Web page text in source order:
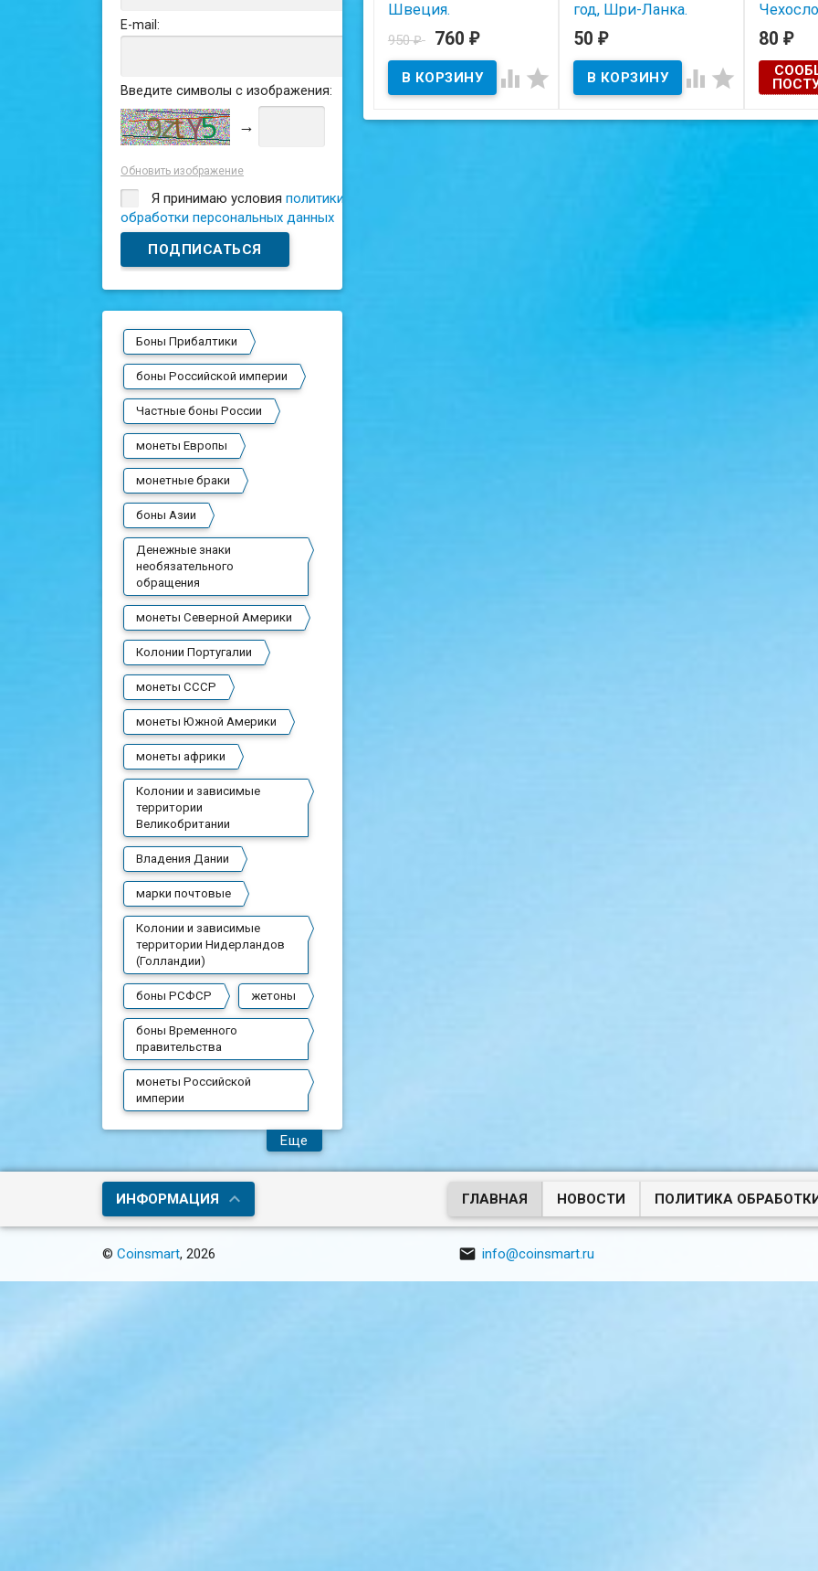
E-mail:
Введите символы с изображения:
→
Обновить изображение
Я принимаю условияполитики
обработки персональных данных
Боны Прибалтики
боны Российской империи
Частные боны России
монеты Европы
монетные браки
боны Азии
Денежные знаки
необязательного
обращения
монеты Северной Америки
Колонии Португалии
монеты СССР
монеты Южной Америки
монеты африки
Колонии и зависимые
территории
Великобритании
Владения Дании
марки почтовые
Колонии и зависимые
территории Нидерландов
(Голландии)
боны РСФСР жетоны
боны Временного
правительства
монеты Российской
империи
Еще
Швеция.
В наличии
950₽ 760 ₽
 
год, Шри-Ланка.
В наличии
50 ₽
 
Состояние
80 ₽
ИНФОРМАЦИЯ ГЛАВНАЯ НОВОСТИ ПОЛИТИКА
©Coinsmart, 2026  info@coinsmart.ru